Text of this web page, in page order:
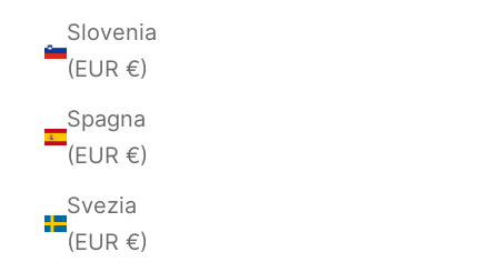
Slovenia
(EUR €)
Spagna
(EUR €)
Svezia
(EUR €)